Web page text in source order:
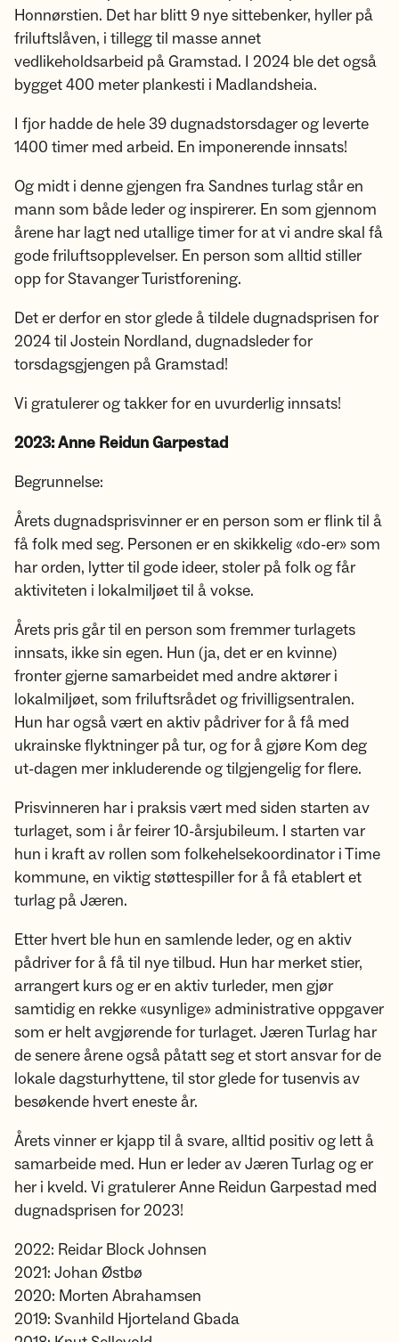
Honnørstien. Det har blitt 9 nye sittebenker, hyller på
friluftslåven, i tillegg til masse annet
vedlikeholdsarbeid på Gramstad. I 2024 ble det også
bygget 400 meter plankesti i Madlandsheia.
I fjor hadde de hele 39 dugnadstorsdager og leverte
1400 timer med arbeid. En imponerende innsats!
Og midt i denne gjengen fra Sandnes turlag står en
mann som både leder og inspirerer. En som gjennom
årene har lagt ned utallige timer for at vi andre skal få
gode friluftsopplevelser. En person som alltid stiller
opp for Stavanger Turistforening.
Det er derfor en stor glede å tildele dugnadsprisen for
2024 til Jostein Nordland, dugnadsleder for
torsdagsgjengen på Gramstad!
Vi gratulerer og takker for en uvurderlig innsats!
2023: Anne Reidun Garpestad
Begrunnelse:
Årets dugnadsprisvinner er en person som er flink til å
få folk med seg. Personen er en skikkelig «do-er» som
har orden, lytter til gode ideer, stoler på folk og får
aktiviteten i lokalmiljøet til å vokse.
Årets pris går til en person som fremmer turlagets
innsats, ikke sin egen. Hun (ja, det er en kvinne)
fronter gjerne samarbeidet med andre aktører i
lokalmiljøet, som friluftsrådet og frivilligsentralen.
Hun har også vært en aktiv pådriver for å få med
ukrainske flyktninger på tur, og for å gjøre Kom deg
ut-dagen mer inkluderende og tilgjengelig for flere.
Prisvinneren har i praksis vært med siden starten av
turlaget, som i år feirer 10-årsjubileum. I starten var
hun i kraft av rollen som folkehelsekoordinator i Time
kommune, en viktig støttespiller for å få etablert et
turlag på Jæren.
Etter hvert ble hun en samlende leder, og en aktiv
pådriver for å få til nye tilbud. Hun har merket stier,
arrangert kurs og er en aktiv turleder, men gjør
samtidig en rekke «usynlige» administrative oppgaver
som er helt avgjørende for turlaget. Jæren Turlag har
de senere årene også påtatt seg et stort ansvar for de
lokale dagsturhyttene, til stor glede for tusenvis av
besøkende hvert eneste år.
Årets vinner er kjapp til å svare, alltid positiv og lett å
samarbeide med. Hun er leder av Jæren Turlag og er
her i kveld. Vi gratulerer Anne Reidun Garpestad med
dugnadsprisen for 2023!
2022: Reidar Block Johnsen
2021: Johan Østbø
2020: Morten Abrahamsen
2019: Svanhild Hjorteland Gbada